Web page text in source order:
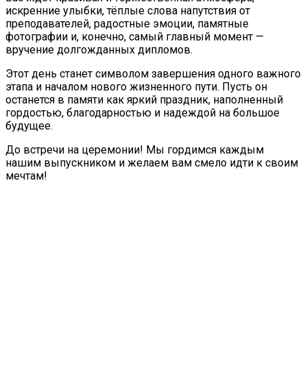
искренние улыбки, тёплые слова напутствия от
преподавателей, радостные эмоции, памятные
фотографии и, конечно, самый главный момент —
вручение долгожданных дипломов.
Этот день станет символом завершения одного важного
этапа и началом нового жизненного пути. Пусть он
останется в памяти как яркий праздник, наполненный
гордостью, благодарностью и надеждой на большое
будущее.
До встречи на церемонии! Мы гордимся каждым
нашим выпускником и желаем вам смело идти к своим
мечтам!